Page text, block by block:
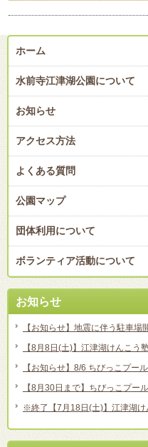
ホーム
水前寺江津湖公園について
お知らせ
アクセス方法
よくある質問
公園マップ
団体利用について
ボランティア活動について
お知らせ
【お知らせ】地震に伴う駐車
【8月8日(土)】江津湖けんこ
【お知らせ】8/6 ちびっこプー
【8月30日まで】ちびっこプー
※終了【7月18日(土)】江津湖